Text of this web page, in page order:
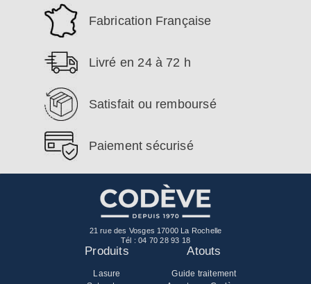
Fabrication Française
Livré en 24 à 72 h
Satisfait ou remboursé
Paiement sécurisé
21 rue des Vosges 17000 La Rochelle
Tél :04 70 28 93 18
Produits
Lasure
Atouts
Guide traitement